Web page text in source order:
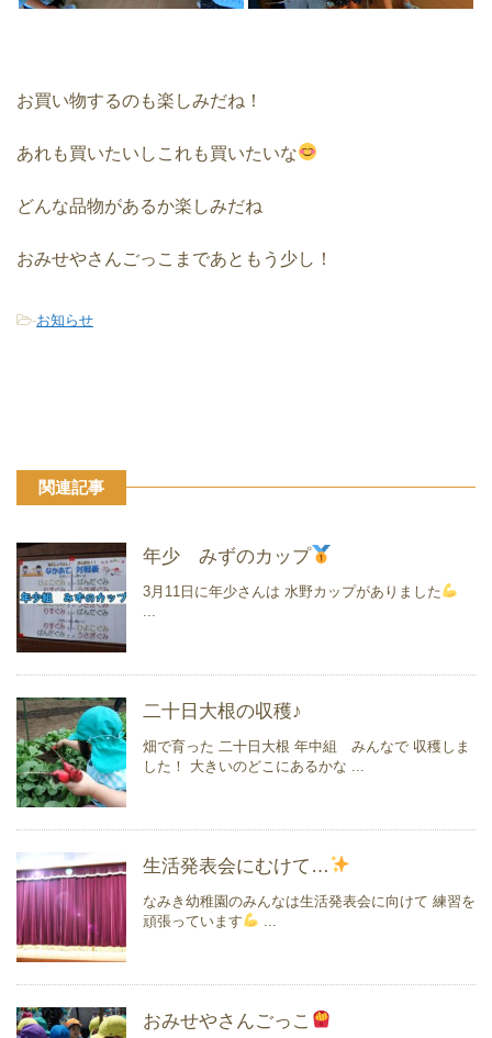
お買い物するのも楽しみだね！
あれも買いたいしこれも買いたいな
どんな品物があるか楽しみだね
おみせやさんごっこまであともう少し！
-お知らせ
関連記事
年少 みずのカップ
3月11日に年少さんは 水野カップがありました
二十日大根の収穫♪
畑で育った 二十日大根 年中組 みんなで 収穫しま
した！ 大きいのどこにあるかな ...
生活発表会にむけて…
なみき幼稚園のみんなは生活発表会に向けて 練習を
頑張っています
おみせやさんごっこ